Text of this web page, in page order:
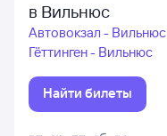
в Вильнюс
Автовокзал - Вильнюс
Гёттинген - Вильнюс
Найти билеты